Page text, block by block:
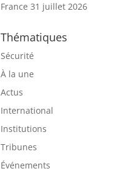
France 31 juillet 2026
Thématiques
Sécurité
À la une
Actus
International
Institutions
Tribunes
Événements